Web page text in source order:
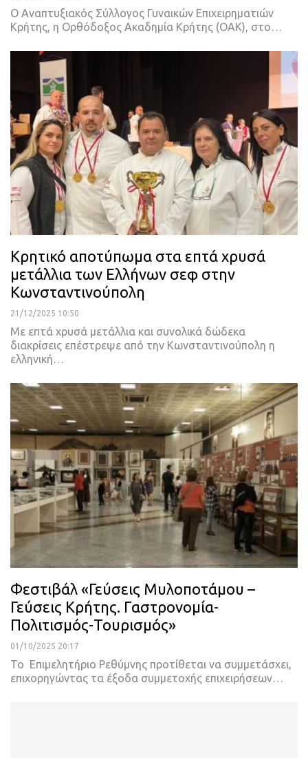
Ο Αναπτυξιακός Σύλλογος Γυναικών Επιχειρηματιών
Κρήτης, η Ορθόδοξος Ακαδημία Κρήτης (ΟΑΚ), στο…
Κρητικό αποτύπωμα στα επτά χρυσά
μετάλλια των Ελλήνων σεφ στην
Κωνσταντινούπολη
21/12/2025 10:50
Με επτά χρυσά μετάλλια και συνολικά δώδεκα
διακρίσεις επέστρεψε από την Κωνσταντινούπολη η
ελληνική…
Φεστιβάλ «Γεύσεις Μυλοποτάμου –
Γεύσεις Κρήτης. Γαστρονομία-
Πολιτισμός-Τουρισμός»
01/10/2025 20:17
Το Επιμελητήριο Ρεθύμνης προτίθεται να συμμετάσχει,
επιχορηγώντας τα έξοδα συμμετοχής επιχειρήσεων…